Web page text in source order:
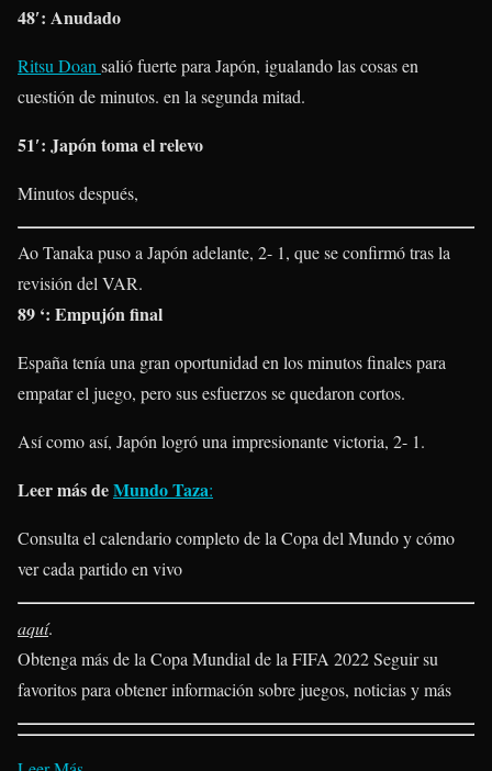
48′: Anudado
Ritsu Doan salió fuerte para Japón, igualando las cosas en
cuestión de minutos. en la segunda mitad.
51′: Japón toma el relevo
Minutos después,
Ao Tanaka puso a Japón adelante, 2- 1, que se confirmó tras la
revisión del VAR.
89 ‘: Empujón final
España tenía una gran oportunidad en los minutos finales para
empatar el juego, pero sus esfuerzos se quedaron cortos.
Así como así, Japón logró una impresionante victoria, 2- 1.
Leer más deMundo Taza:
Consulta el calendario completo de la Copa del Mundo y cómo
ver cada partido en vivo
aquí.
Obtenga más de la Copa Mundial de la FIFA 2022Seguir su
favoritos para obtener información sobre juegos, noticias y más